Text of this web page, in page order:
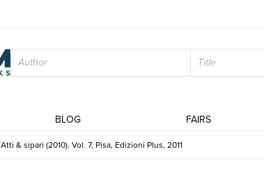
BLOG FAIRS
Atti & sipari (2010). Vol. 7, Pisa, Edizioni Plus, 2011